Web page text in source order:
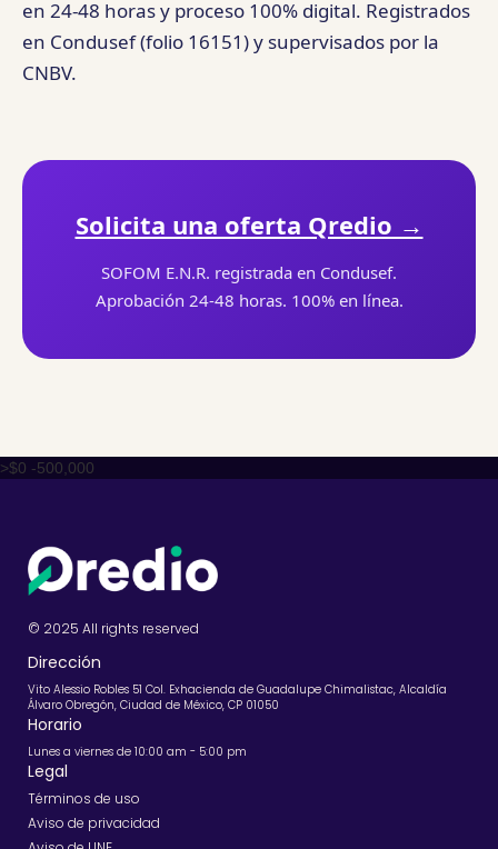
en 24-48 horas y proceso 100% digital. Registrados
en Condusef (folio 16151) y supervisados por la
CNBV.
Solicita una oferta Qredio →
SOFOM E.N.R. registrada en Condusef.
Aprobación 24-48 horas. 100% en línea.
>$0 -500,000
© 2025 All rights reserved
Dirección
Vito Alessio Robles 51 Col. Exhacienda de Guadalupe Chimalistac, Alcaldía
Álvaro Obregón, Ciudad de México, CP 01050
Horario
Lunes a viernes de 10:00 am - 5:00 pm
Legal
Términos de uso
Aviso de privacidad